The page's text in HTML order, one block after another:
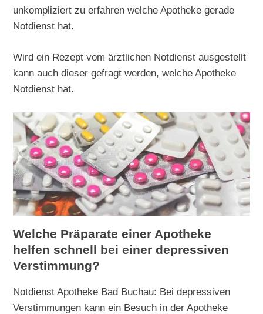
unkompliziert zu erfahren welche Apotheke gerade
Notdienst hat.
Wird ein Rezept vom ärztlichen Notdienst ausgestellt
kann auch dieser gefragt werden, welche Apotheke
Notdienst hat.
Welche Präparate einer Apotheke
helfen schnell bei einer depressiven
Verstimmung?
Notdienst Apotheke Bad Buchau: Bei depressiven
Verstimmungen kann ein Besuch in der Apotheke